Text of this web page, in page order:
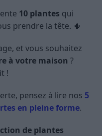
10 plantes qui
prendre la tête. 🌵
et vous souhaitez
à votre maison ?
!
pensez à lire nos 5
en pleine forme.
de plantes